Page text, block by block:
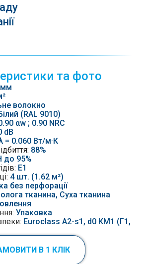
та фото
волокно
Білий (RAL 9010)
αw ; 0.90 NRC
dB
= 0.060 Вт/м·К
88%
до 95%
Е1
4 шт. (1.62 м²)
без перфорації
тканина, Суха тканина
Упаковка
Euroclass A2-s1, d0 КМ1 (Г1,
В 1 КЛІК